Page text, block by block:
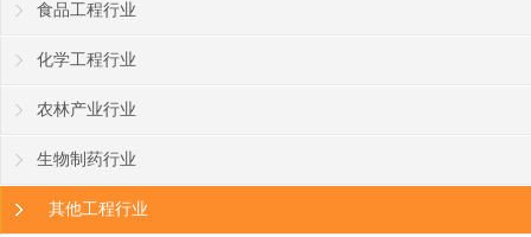
食品工程行业
化学工程行业
农林产业行业
生物制药行业
其他工程行业